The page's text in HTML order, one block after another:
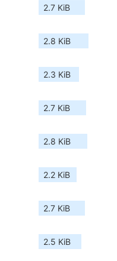
2.7 KiB
2.8 KiB
2.3 KiB
2.7 KiB
2.8 KiB
2.2 KiB
2.7 KiB
2.5 KiB